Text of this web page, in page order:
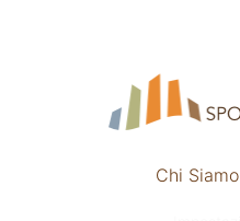
Chi Siamo